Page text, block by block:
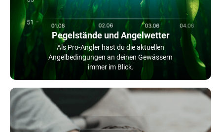
Pegelstände und Angelwetter
Als Pro-Angler hast du die aktuellen
Angelbedingungen an deinen Gewässern
immer im Blick.